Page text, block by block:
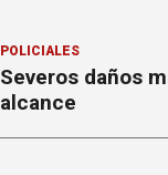
POLICIALES
Severos daños
alcance